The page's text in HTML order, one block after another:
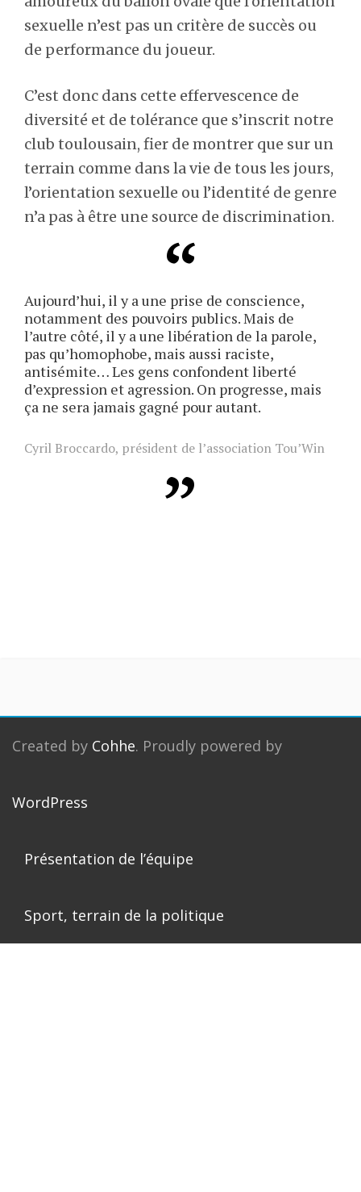
sexuelle n’est pas un critère de succès ou
de performance du joueur.
C’est donc dans cette effervescence de
diversité et de tolérance que s’inscrit notre
club toulousain, fier de montrer que sur un
terrain comme dans la vie de tous les jours,
l’orientation sexuelle ou l’identité de genre
n’a pas à être une source de discrimination.
Aujourd’hui, il y a une prise de conscience,
notamment des pouvoirs publics. Mais de
l’autre côté, il y a une libération de la parole,
pas qu’homophobe, mais aussi raciste,
antisémite… Les gens confondent liberté
d’expression et agression. On progresse, mais
ça ne sera jamais gagné pour autant.
Cyril Broccardo, président de l’association Tou’Win
Created by Cohhe. Proudly powered by
WordPress
Présentation de l’équipe
Sport, terrain de la politique